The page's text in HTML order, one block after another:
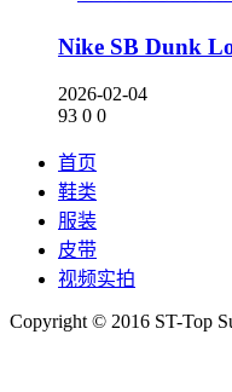
Nike SB Dunk
2026-02-04
93 0 0
首页
鞋类
服装
皮带
视频实拍
Copyright © 2016 ST-Top